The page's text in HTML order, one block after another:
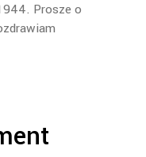
Prosze o